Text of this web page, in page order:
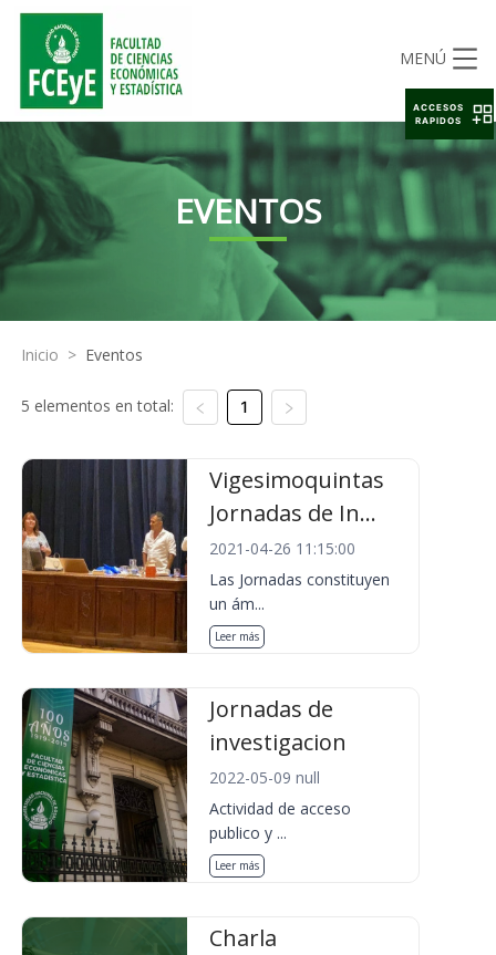
MENÚ
EVENTOS
Inicio > Eventos
5 elementos en total: 1
Vigesimoquintas
Jornadas de In...
2021-04-26 11:15:00
Las Jornadas constituyen
un ám...
Leer más
Jornadas de
investigacion
2022-05-09 null
Actividad de acceso
publico y ...
Leer más
Charla
ACCESOS
RAPIDOS